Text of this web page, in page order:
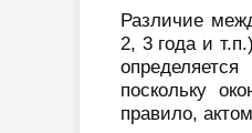
Различие
2, 3 года и
поскольку
правило,